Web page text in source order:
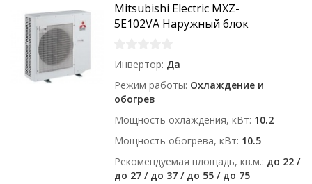
Mitsubishi Electric MXZ-
5E102VA Наружный блок
Инвертор Да
Режим работы Охлаждение и
обогрев
Мощность охлаждения, кВт 10.2
Мощность обогрева, кВт 10.5
Рекомендуемая площадь, кв.м. до 22 /
до 27 / до 37 / до 55 / до 75